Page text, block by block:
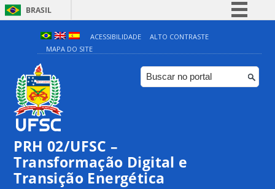
BRASIL
Simplifique!
Comunica BR
Participe
ACESSIBILIDADE
ALTO CONTRASTE
MAPA DO SITE
PRH 02/UFSC –
Transformação Digital e
Transição Energética